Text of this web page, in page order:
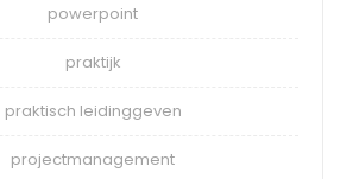
powerpoint
praktijk
praktisch leidinggeven
projectmanagement